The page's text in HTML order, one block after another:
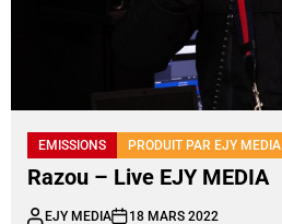
EMISSIONS PRODUIT PAR EJY MEDIA
Razou – Live EJY MEDIA
EJY MEDIA 18 MARS 2022